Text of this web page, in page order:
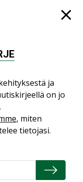
ja
on jo
, miten
tietojasi.